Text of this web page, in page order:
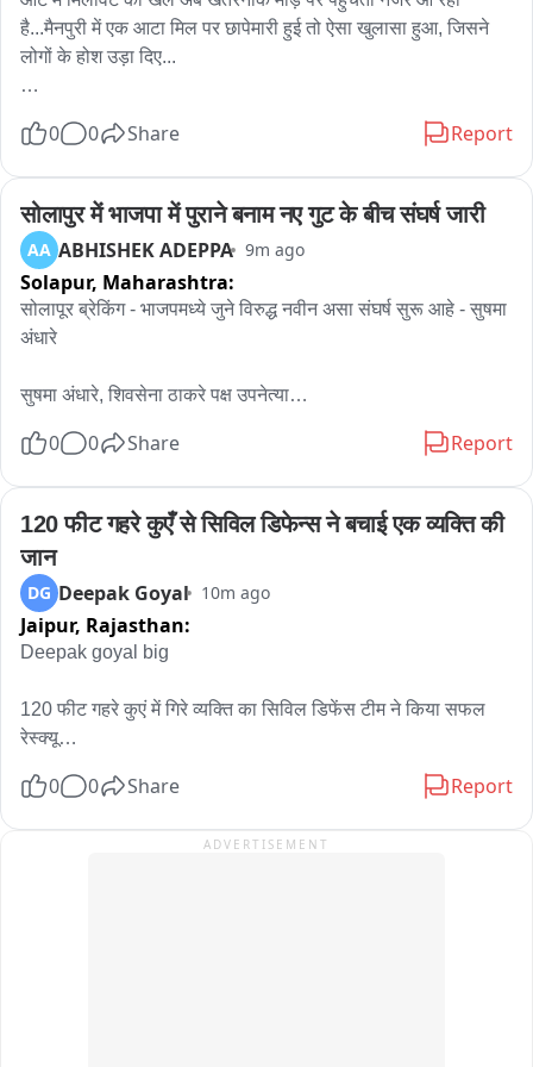
है...मैनपुरी में एक आटा मिल पर छापेमारी हुई तो ऐसा खुलासा हुआ, जिसने
लोगों के होश उड़ा दिए...
मिलावट का खेल चल रहा हो, तो चिंता लाजमी है...अब इंतजार है रिपोर्ट
सेहत से कितना बड़ा खिलवाड़ हुआ?
0 0 Share Report
सोलापुर में भाजपा में पुराने बनाम नए गुट के बीच संघर्ष जारी
AA ABHISHEK ADEPPA 9m ago
Solapur, Maharashtra:
सोलापूर ब्रेकिंग - भाजपमध्ये जुने विरुद्ध नवीन असा संघर्ष सुरू आहे - सुषमा
अंधारे
सुषमा अंधारे, शिवसेना ठाकरे पक्ष उपनेत्या
जिल्हा पदाधिकाऱ्यांमुळे थोडी खडखडाट आहे मात्र तीन महिन्यापासून सर्व
नवनाथ बन यांच्यासारख्या चिल्लर व्यक्तीवर मी बोलणार नाही
भाजपने ठरवलं पाहिजे की, तुम्ही नेमके खरे कोण आहात..
भाजपचे काही नेते म्हणतायेत की GEN z आंदोलनाला फॉरेन फंडिंग होतं.
दुसरीकडे सरसंघचालक म्हणतात की, gen z जींच्या मताशी मी सहमत आहे.
शकत नाहीत..
Gen Z यांनी नरेंद्र मोदी आणि अमित शहा यांच्या बद्दलची भूमिका मांडली
0 0 Share Report
120 फीट गहरे कुएँ से सिविल डिफेन्स ने बचाई एक व्यक्ति की
जान
DG Deepak Goyal 10m ago
Jaipur, Rajasthan:
Deepak goyal big
120 फीट गहरे कुएं में गिरे व्यक्ति का सिविल डिफेंस टीम ने किया सफल
रेस्क्यू
आज दिनांक 8 अगस्त 2026 को दोपहर 3:35 बजे कंट्रोल रूम कलेक्ट्रेट
एक व्यक्ति करीब 120 फीट गहरे कुएं में गिर गया है। सूचना के अनुसार
0 0 Share Report
ADVERTISEMENT